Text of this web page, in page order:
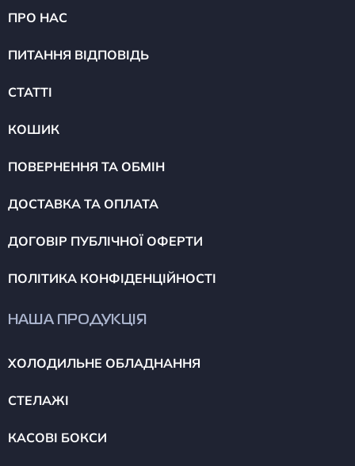
ПРО НАС
ПИТАННЯ ВІДПОВІДЬ
СТАТТІ
КОШИК
ПОВЕРНЕННЯ ТА ОБМІН
ДОСТАВКА ТА ОПЛАТА
ДОГОВІР ПУБЛІЧНОЇ ОФЕРТИ
ПОЛІТИКА КОНФІДЕНЦІЙНОСТІ
НАША ПРОДУКЦІЯ
ХОЛОДИЛЬНЕ ОБЛАДНАННЯ
СТЕЛАЖІ
КАСОВІ БОКСИ